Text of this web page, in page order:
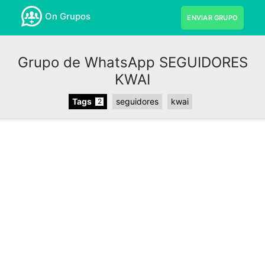
On Grupos ENVIAR GRUPO
Grupo de WhatsApp SEGUIDORES
KWAI
Tags 2 seguidores kwai